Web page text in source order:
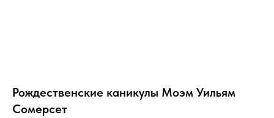
Рождественские каникулы Моэм Уильям
Сомерсет